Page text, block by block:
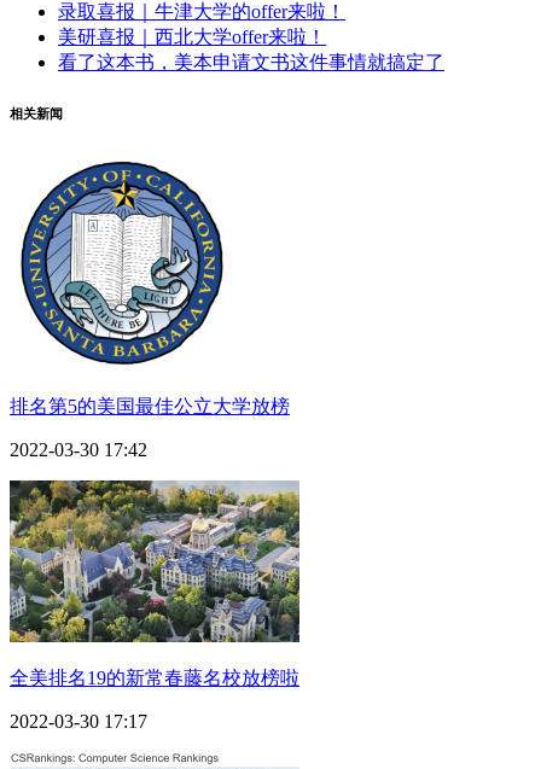
录取喜报｜牛津大学的offer来啦！
美研喜报｜西北大学offer来啦！
看了这本书，美本申请文书这件事情就搞定了
相关新闻
排名第5的美国最佳公立大学放榜
2022-03-30 17:42
全美排名19的新常春藤名校放榜啦
2022-03-30 17:17